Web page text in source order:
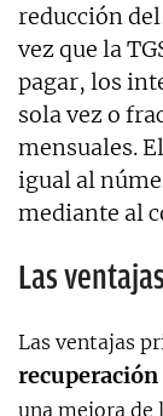
reducción
vez que la
pagar, los
sola vez o
mensuales.
igual al
mediante al
Las ventajas
Las ventajas
recuperación
una mejora de